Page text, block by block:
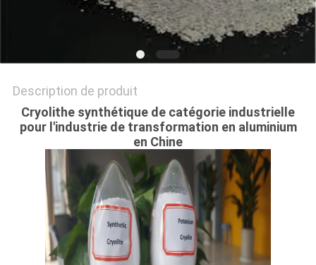
POLITIQUE
CONFIDENTIALITÉ
Description de produit
Cryolithe synthétique de catégorie industrielle
pour l'industrie de transformation en aluminium
en Chine